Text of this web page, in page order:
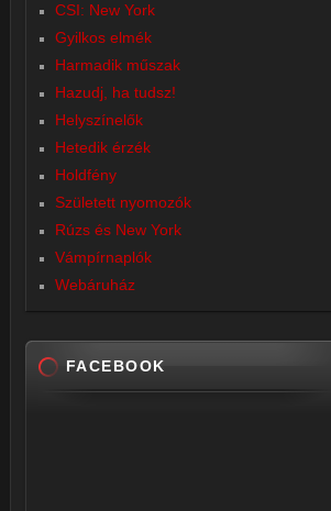
CSI: New York
Gyilkos elmék
Harmadik műszak
Hazudj, ha tudsz!
Helyszínelők
Hetedik érzék
Holdfény
Született nyomozók
Rúzs és New York
Vámpírnaplók
Webáruház
FACEBOOK